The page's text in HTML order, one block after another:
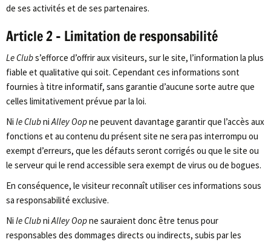
de ses activités et de ses partenaires.
Article 2 – Limitation de responsabilité
Le Clubs’efforce d’offrir aux visiteurs, sur le site, l’information la plus
fiable et qualitative qui soit. Cependant ces informations sont
fournies à titre informatif, sans garantie d’aucune sorte autre que
celles limitativement prévue par la loi.
Ni le ClubniAlley Oopne peuvent davantage garantir que l’accès aux
fonctions et au contenu du présent site ne sera pas interrompu ou
exempt d’erreurs, que les défauts seront corrigés ou que le site ou
le serveur qui le rend accessible sera exempt de virus ou de bogues.
En conséquence, le visiteur reconnaît utiliser ces informations sous
sa responsabilité exclusive.
Ni le ClubniAlley Oopne sauraient donc être tenus pour
responsables des dommages directs ou indirects, subis par les